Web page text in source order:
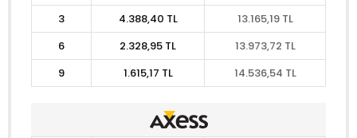
3
4.388,40 TL
13.165,19 TL
6
2.328,95 TL
13.973,72 TL
9
1.615,17 TL 14.536,54 TL